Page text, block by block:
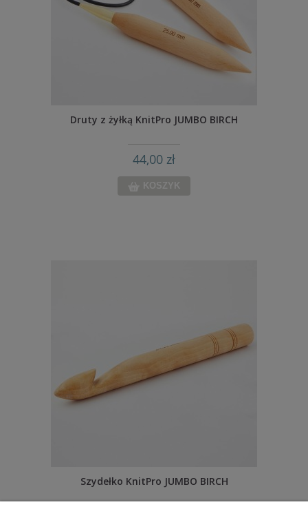
Druty z żyłką KnitPro JUMBO BIRCH
44,00 zł
KOSZYK
Szydełko KnitPro JUMBO BIRCH